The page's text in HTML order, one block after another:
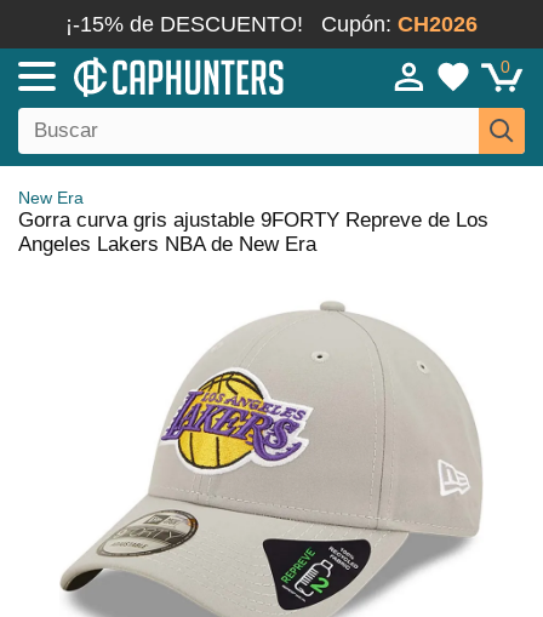
¡-15% de DESCUENTO! Cupón: CH2026
0
New Era
Gorra curva gris ajustable 9FORTY Repreve de Los
Angeles Lakers NBA de New Era